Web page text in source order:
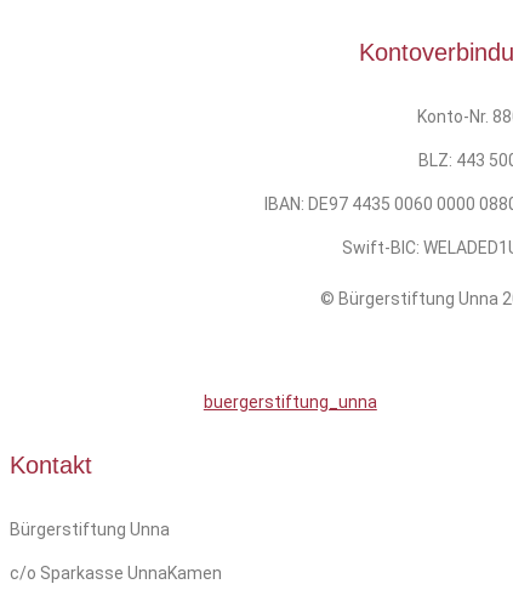
Konto-Nr.
BLZ: 443
IBAN: DE97 4435 0060 0000
Swift-BIC:
© Bürgerstiftung Unna
buergerstiftung_unna
Kontakt
Bürgerstiftung Unna
c/o Sparkasse UnnaKamen